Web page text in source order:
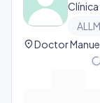
location_on